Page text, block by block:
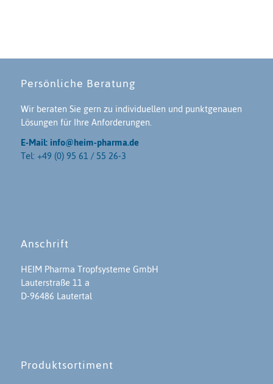
Persönliche Beratung
Wir beraten Sie gern zu individuellen und punktgenauen
Lösungen für Ihre Anforderungen.
E-Mail: info@heim-pharma.de
Tel: +49 (0) 95 61 / 55 26-3
Anschrift
HEIM Pharma Tropfsysteme GmbH
Lauterstraße 11 a
D-96486 Lautertal
Produktsortiment